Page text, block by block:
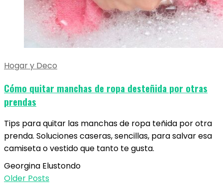
Hogar y Deco
Cómo quitar manchas de ropa desteñida por otras
prendas
Tips para quitar las manchas de ropa teñida por otra
prenda. Soluciones caseras, sencillas, para salvar esa
camiseta o vestido que tanto te gusta.
Georgina Elustondo
Older Posts